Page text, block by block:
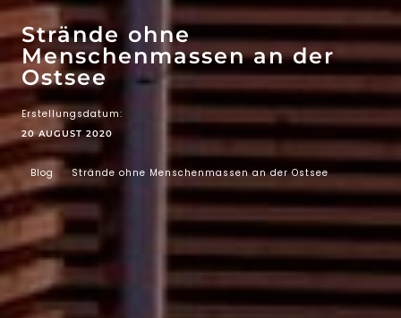
Strände ohne
Menschenmassen an der
Ostsee
20 AUGUST 2020
Erstellungsdatum:
Blog Strände ohne Menschenmassen an der Ostsee